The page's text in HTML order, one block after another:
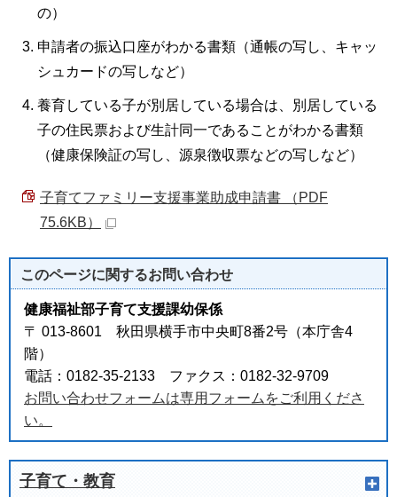
の）
申請者の振込口座がわかる書類（通帳の写し、キャッ
シュカードの写しなど）
養育している子が別居している場合は、別居している
子の住民票および生計同一であることがわかる書類
（健康保険証の写し、源泉徴収票などの写しなど）
子育てファミリー支援事業助成申請書 （PDF
75.6KB）
このページに関するお問い合わせ
健康福祉部子育て支援課幼保係
〒 013-8601 秋田県横手市中央町8番2号（本庁舎4
階）
電話：0182-35-2133 ファクス：0182-32-9709
お問い合わせフォームは専用フォームをご利用くださ
い。
子育て・教育